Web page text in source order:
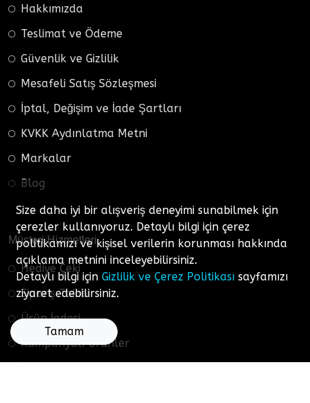
Hakkımızda
Teslimat ve Ödeme
Güvenlik ve Gizlilik
Mesafeli Satış Sözleşmesi
İptal, Değişim ve İade Şartları
KVKK Aydınlatma Metni
Markalar
Blog
Müşteri Hizmetleri
Hediye Çeki
Sipariş Takibi
Ürün İadesi
Kampanyalı Ürünler
Size daha iyi bir alışveriş deneyimi sunabilmek için
çerezler kullanıyoruz. Detaylı bilgi için çerez
politikamızı ve kişisel verilerin korunması hakkında
açıklama metnini inceleyebilirsiniz.
Detaylı bilgi için Gizlilik ve Çerez Politikası sayfamızı
ziyaret edebilirsiniz.
Tamam